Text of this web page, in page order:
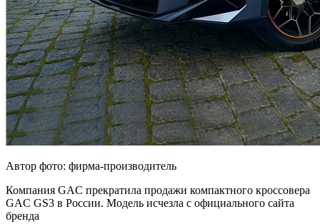
Автор фото: фирма-производитель
Компания GAC прекратила продажи компактного кроссовера
GAC GS3 в России. Модель исчезла с официального сайта
бренда